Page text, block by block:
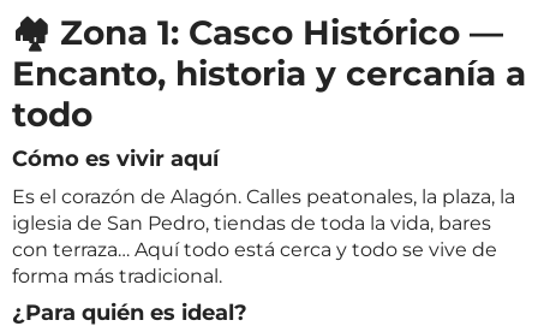
🏘️ Zona 1: Casco Histórico —
Encanto, historia y cercanía a
todo
Cómo es vivir aquí
Es el corazón de Alagón. Calles peatonales, la plaza, la
iglesia de San Pedro, tiendas de toda la vida, bares
con terraza… Aquí todo está cerca y todo se vive de
forma más tradicional.
¿Para quién es ideal?